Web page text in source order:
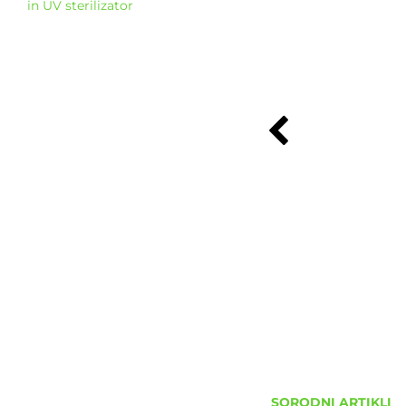
in UV sterilizator
SORODNI ARTIKLI